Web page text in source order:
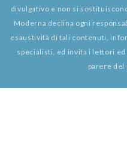
divulgativo e non si
Moderna declina ogni
esaustività di tali contenuti,
specialisti, ed invita i lettori
parere del